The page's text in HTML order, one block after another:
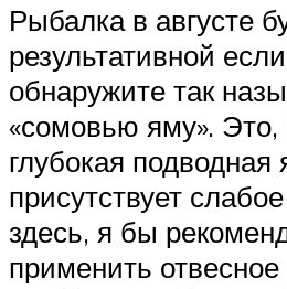
Рыбалка в августе
результативной
обнаружите так
«сомовью яму». Это,
глубокая подводная
присутствует
здесь, я бы
применить